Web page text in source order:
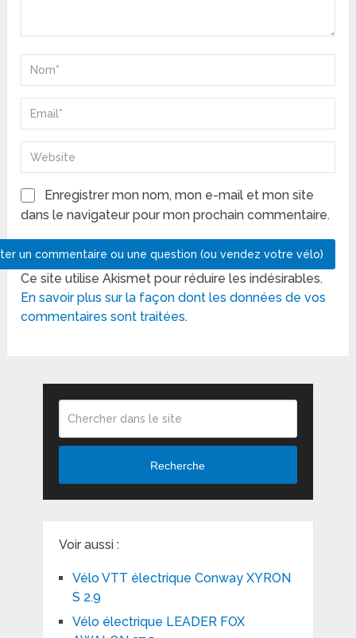
Enregistrer mon nom, mon e-mail et mon site
dans le navigateur pour mon prochain commentaire.
Ce site utilise Akismet pour réduire les indésirables.
En savoir plus sur la façon dont les données de vos
commentaires sont traitées.
Recherche
Voir aussi :
Vélo VTT électrique Conway XYRON
S 2.9
Vélo électrique LEADER FOX